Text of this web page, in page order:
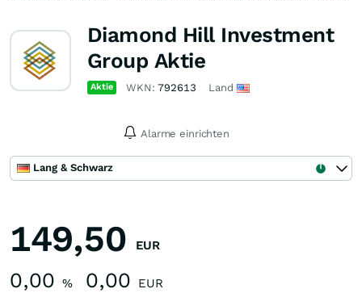
Diamond Hill Investment
Group Aktie
Aktie WKN:792613 Land
Alarme einrichten
Lang & Schwarz
149,50 EUR
0,00 % 0,00 EUR